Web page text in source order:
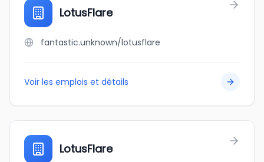
LotusFlare
fantastic.unknown/lotusflare
Voir les emplois et détails
LotusFlare